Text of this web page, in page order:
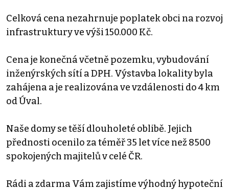
Celková cena nezahrnuje poplatek obci na rozvoj
infrastruktury ve výši 150.000 Kč.
Cena je konečná včetně pozemku, vybudování
inženýrských sítí a DPH. Výstavba lokality byla
zahájena a je realizována ve vzdálenosti do 4 km
od Úval.
Naše domy se těší dlouholeté oblibě. Jejich
přednosti ocenilo za téměř 35 let více než 8500
spokojených majitelů v celé ČR.
Rádi a zdarma Vám zajistíme výhodný hypoteční